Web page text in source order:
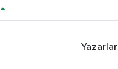
Yazarlar